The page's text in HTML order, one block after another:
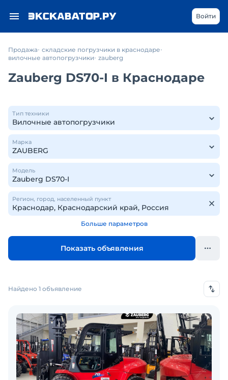
Войти
Продажа складские погрузчики в краснодаре
вилочные автопогрузчики zauberg
Zauberg DS70-I в Краснодаре
Тип техники
Марка
Модель
Регион, город, населенный пункт
Больше параметров
Показать объявления
Найдено 1 объявление